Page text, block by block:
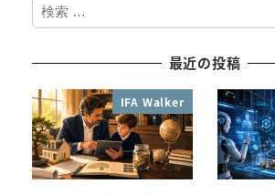
索
最近の投稿
IFA Walker